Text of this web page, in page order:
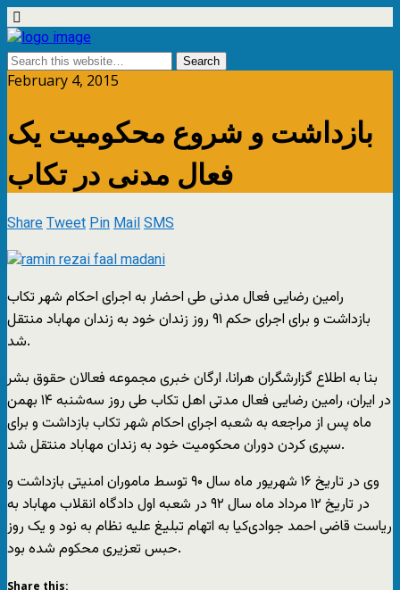
February 4, 2015
بازداشت و شروع محکومیت یک
فعال مدنی در تکاب
ShareTweetPinMailSMS
رامین رضایی فعال مدنی طی احضار به اجرای احکام شهر تکاب
بازداشت و برای اجرای حکم ۹۱ روز زندان خود به زندان مهاباد منتقل
شد.
بنا به اطلاع گزارشگران هرانا، ارگان خبری مجموعه فعالان حقوق بشر
در ایران، رامین رضایی فعال مدتی اهل تکاب طی روز سه‌شنبه ۱۴ بهمن
ماه پس از مراجعه به شعبه اجرای احکام شهر تکاب بازداشت و برای
سپری کردن دوران محکومیت خود به زندان مهاباد منتقل شد.
وی در تاریخ ۱۶ شهریور ماه سال ۹۰ توسط ماموران امنیتی بازداشت و
در تاریخ ۱۲ مرداد ماه سال ۹۲ در شعبه اول دادگاه انقلاب مهاباد به
ریاست قاضی احمد جوادی‌کیا به اتهام تبلیغ علیه نظام به نود و یک روز
حبس تعزیری محکوم شده بود.
Share this: